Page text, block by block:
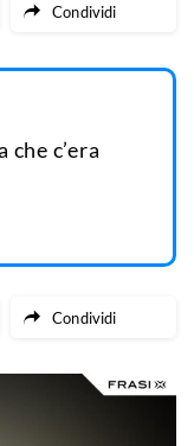
Condividi
c’era
Condividi